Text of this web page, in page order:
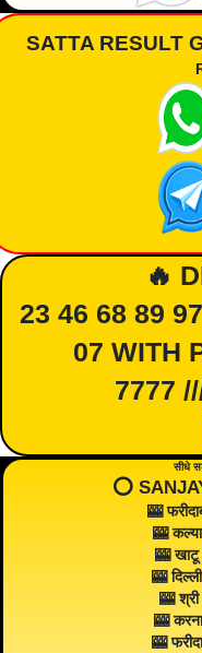
SATTA RESULT
🔥
23 46 68 89
07 WITH
7777
सीधे
⭕️
🎰
🎰
🎰
🎰
🎰
🎰
🎰